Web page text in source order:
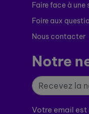
Faire face à
Foire aux
Nous contacter
Notre
Votre email est